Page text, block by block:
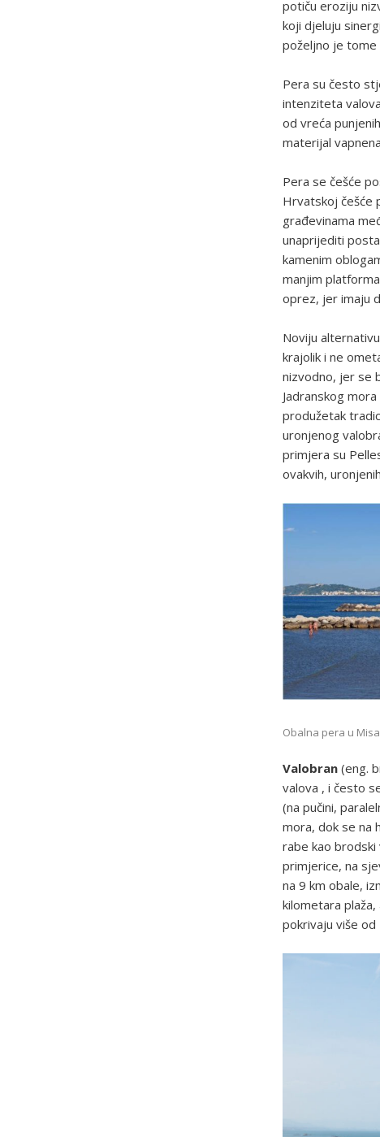
potiču eroziju
koji djeluju
poželjno je tome
Pera su često
intenziteta
od vreća
materijal
Pera se češće
Hrvatskoj češće
građevinama
unaprijediti
kamenim
manjim
oprez, jer imaju
Noviju
krajolik i ne
nizvodno, jer se
Jadranskog
produžetak
uronjenog
primjera su
ovakvih,
Obalna pera u
Valobran (eng.
valova , i često
(na pučini,
mora, dok se na
rabe kao brodski
primjerice, na
na 9 km obale,
kilometara
pokrivaju više